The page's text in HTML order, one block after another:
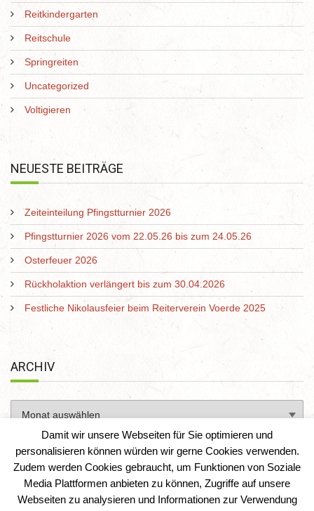
Reitkindergarten
Reitschule
Springreiten
Uncategorized
Voltigieren
NEUESTE BEITRÄGE
Zeiteinteilung Pfingstturnier 2026
Pfingstturnier 2026 vom 22.05.26 bis zum 24.05.26
Osterfeuer 2026
Rückholaktion verlängert bis zum 30.04.2026
Festliche Nikolausfeier beim Reiterverein Voerde 2025
ARCHIV
Damit wir unsere Webseiten für Sie optimieren und
personalisieren können würden wir gerne Cookies verwenden.
Zudem werden Cookies gebraucht, um Funktionen von Soziale
Media Plattformen anbieten zu können, Zugriffe auf unsere
Webseiten zu analysieren und Informationen zur Verwendung